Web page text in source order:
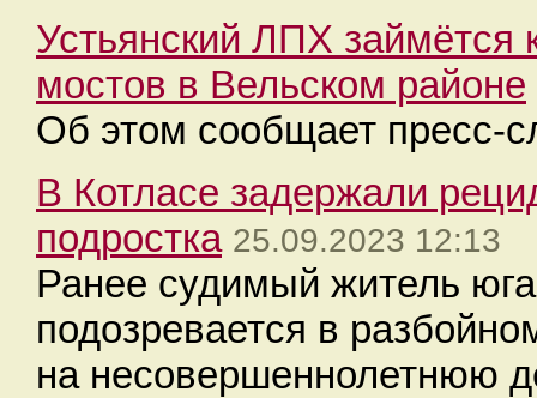
Устьянский ЛПХ
мостов в Вельском районе
Об этом сообщает пресс-
В Котласе задержали
подростка 25.09.2023 12:13
Ранее судимый житель
подозревается в
на несовершеннолетнюю